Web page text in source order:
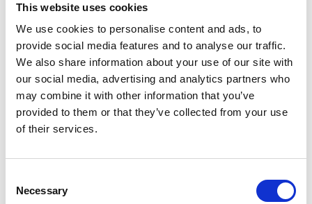
This website uses cookies
We use cookies to personalise content and ads, to
provide social media features and to analyse our traffic.
We also share information about your use of our site with
our social media, advertising and analytics partners who
may combine it with other information that you’ve
provided to them or that they’ve collected from your use
of their services.
Selection
Necessary